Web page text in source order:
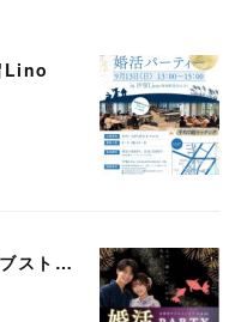
Lino
8/16(日) 婚活PARTY＜吉祥寺ラブストーリー＞